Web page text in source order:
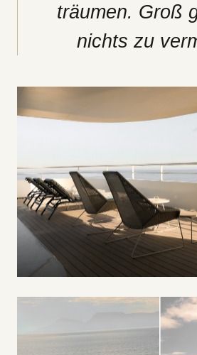
träumen. Groß
nichts zu